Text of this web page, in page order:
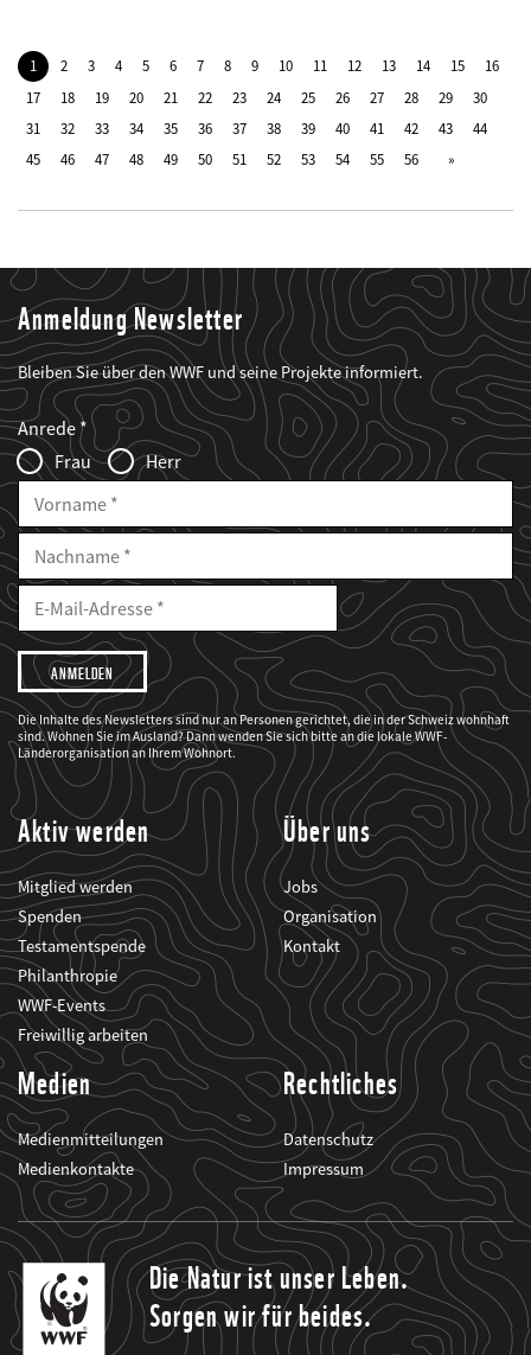
1 2 3 4 5 6 7 8 9 10 11 12 13 14 15
16
17
18 19 20 21 22 23 24 25 26 27 28 29
30
31
32 33 34 35 36 37 38 39 40 41 42 43
44
45
46 47 48 49 50 51 52 53 54 55 56
Anmeldung Newsletter
Bleiben Sie über den WWF und seine Projekte informiert.
Web2Case
Infofelder
Fieldset
anrede_name
Anrede
Frau
Herr
Vorname
Nachname
E-
Mailadresse
E-
Adresse
Ich
möchte,
dass
der
WWF
mich
über
seine
Projekte
informiert.
Die Inhalte des Newsletters sind nur an Personen gerichtet, die in der Schweiz wohnhaft
sind. Wohnen Sie im Ausland? Dann wenden Sie sich bitte an die lokale WWF-
Länderorganisation an Ihrem Wohnort.
Aktiv werden
Mitglied werden
Spenden
Testamentspende
Philanthropie
WWF-Events
Freiwillig arbeiten
Über uns
Jobs
Organisation
Kontakt
Medien
Medienmitteilungen
Medienkontakte
Rechtliches
Datenschutz
Impressum
Die Natur ist unser Leben.
Sorgen wir für beides.